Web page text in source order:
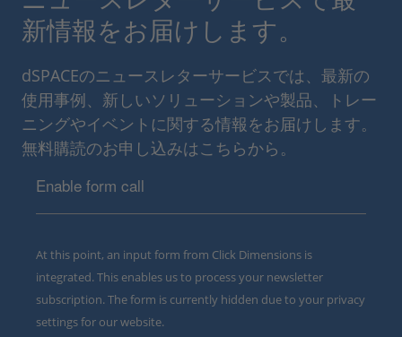
新情報をお届けします。
dSPACEのニュースレターサービスでは、最新の
使用事例、新しいソリューションや製品、トレー
ニングやイベントに関する情報をお届けします。
無料購読のお申し込みはこちらから。
Enable form call
At this point, an input form from Click Dimensions is
integrated. This enables us to process your newsletter
subscription. The form is currently hidden due to your privacy
settings for our website.